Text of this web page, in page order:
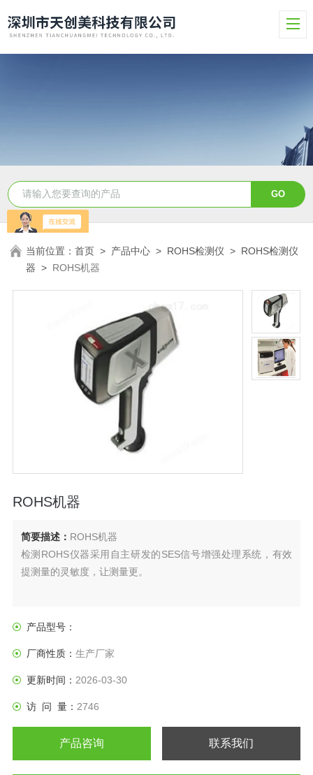
当前位置：首页 > 产品中心 > ROHS检测仪 > ROHS检测仪
器 > ROHS机器
ROHS机器
简要描述： ROHS机器
检测ROHS仪器采用自主研发的SES信号增强处理系统，有效
提测量的灵敏度，让测量更。
产品型号：
厂商性质： 生产厂家
更新时间： 2026-03-30
访 问 量： 2746
产品咨询 联系我们